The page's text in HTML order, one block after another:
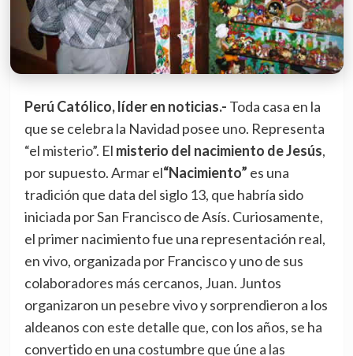
Perú Católico, líder en noticias.- Toda casa en la
que se celebra la Navidad posee uno. Representa
“el misterio”. El misterio del nacimiento de Jesús,
por supuesto. Armar el“Nacimiento” es una
tradición que data del siglo 13, que habría sido
iniciada por San Francisco de Asís. Curiosamente,
el primer nacimiento fue una representación real,
en vivo, organizada por Francisco y uno de sus
colaboradores más cercanos, Juan. Juntos
organizaron un pesebre vivo y sorprendieron a los
aldeanos con este detalle que, con los años, se ha
convertido en una costumbre que úne a las